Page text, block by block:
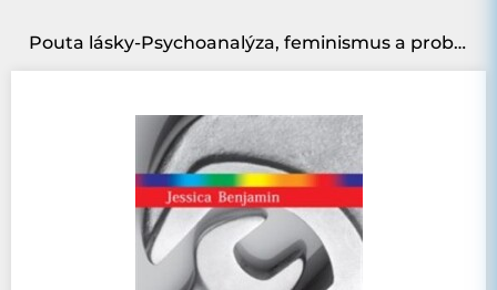
Pouta lásky-Psychoanalýza, feminismus a problém dominance